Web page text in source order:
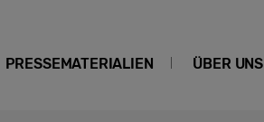
PRESSEMATERIALIEN ÜBER UNS